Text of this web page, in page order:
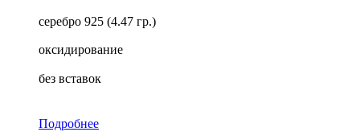
серебро 925 (4.47 гр.)
оксидирование
без вставок
Подробнее